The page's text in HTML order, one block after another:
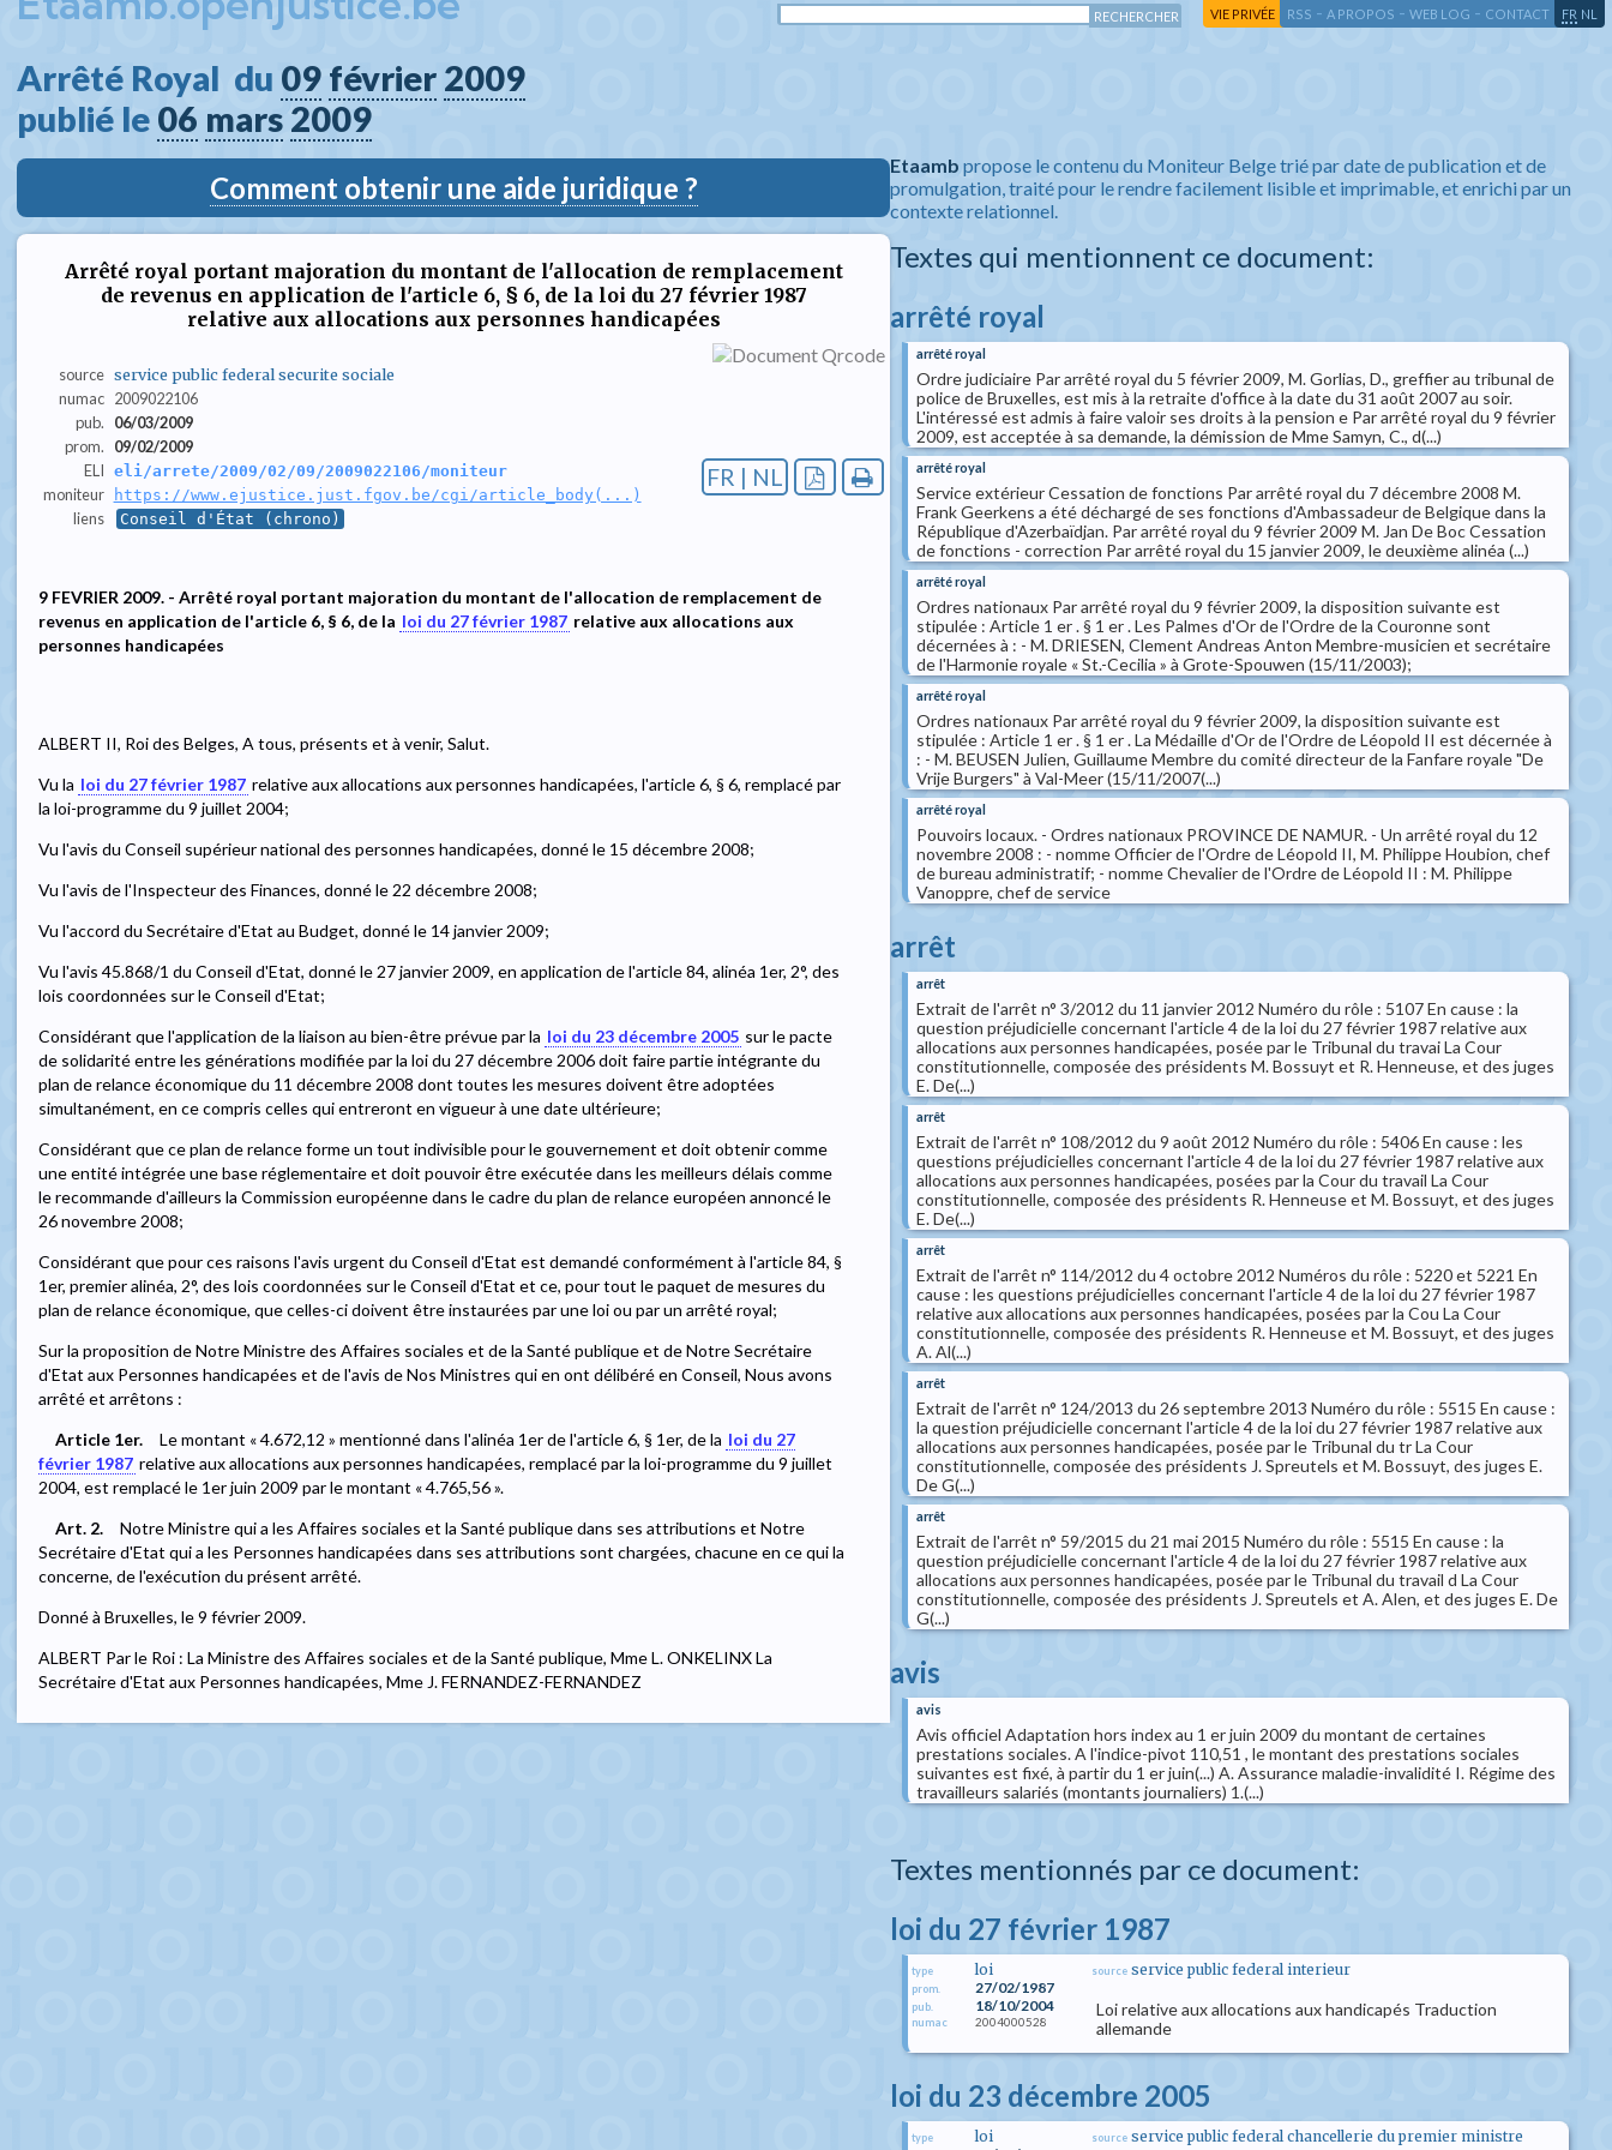
VIE PRIVÉE RSS - A PROPOS - WEB LOG - CONTACT FR NL
Arrêté Royal  du 09 février 2009
publié le 06 mars 2009
Comment obtenir une aide juridique ?
Arrêté royal portant majoration du montant de l'allocation de remplacement
de revenus en application de l'article 6, § 6, de la loi du 27 février 1987
relative aux allocations aux personnes handicapées
source service public federal securite sociale
numac 2009022106
pub.
06/03/2009
prom.
09/02/2009
ELI eli/arrete/2009/02/09/2009022106/moniteur
moniteur https://www.ejustice.just.fgov.be/cgi/article_body(...)
liens Conseil d'État (chrono)
FR | NL
9 FEVRIER 2009. - Arrêté royal portant majoration du montant de l'allocation de remplacement de
revenus en application de l'article 6, § 6, de la loi du 27 février 1987 relative aux allocations aux
personnes handicapées
ALBERT II, Roi des Belges, A tous, présents et à venir, Salut.
Vu la loi du 27 février 1987 relative aux allocations aux personnes handicapées, l'article 6, § 6, remplacé par
la loi-programme du 9 juillet 2004;
Vu l'avis du Conseil supérieur national des personnes handicapées, donné le 15 décembre 2008;
Vu l'avis de l'Inspecteur des Finances, donné le 22 décembre 2008;
Vu l'accord du Secrétaire d'Etat au Budget, donné le 14 janvier 2009;
Vu l'avis 45.868/1 du Conseil d'Etat, donné le 27 janvier 2009, en application de l'article 84, alinéa 1er, 2°, des
lois coordonnées sur le Conseil d'Etat;
Considérant que l'application de la liaison au bien-être prévue par la loi du 23 décembre 2005 sur le pacte
de solidarité entre les générations modifiée par la loi du 27 décembre 2006 doit faire partie intégrante du
plan de relance économique du 11 décembre 2008 dont toutes les mesures doivent être adoptées
simultanément, en ce compris celles qui entreront en vigueur à une date ultérieure;
Considérant que ce plan de relance forme un tout indivisible pour le gouvernement et doit obtenir comme
une entité intégrée une base réglementaire et doit pouvoir être exécutée dans les meilleurs délais comme
le recommande d'ailleurs la Commission européenne dans le cadre du plan de relance européen annoncé le
26 novembre 2008;
Considérant que pour ces raisons l'avis urgent du Conseil d'Etat est demandé conformément à l'article 84, §
1er, premier alinéa, 2°, des lois coordonnées sur le Conseil d'Etat et ce, pour tout le paquet de mesures du
plan de relance économique, que celles-ci doivent être instaurées par une loi ou par un arrêté royal;
Sur la proposition de Notre Ministre des Affaires sociales et de la Santé publique et de Notre Secrétaire
d'Etat aux Personnes handicapées et de l'avis de Nos Ministres qui en ont délibéré en Conseil, Nous avons
arrêté et arrêtons :
Article 1er.
Le montant « 4.672,12 » mentionné dans l'alinéa 1er de l'article 6, § 1er, de la loi du 27
février 1987 relative aux allocations aux personnes handicapées, remplacé par la loi-programme du 9 juillet
2004, est remplacé le 1er juin 2009 par le montant « 4.765,56 ».
Art. 2.
Notre Ministre qui a les Affaires sociales et la Santé publique dans ses attributions et Notre
Secrétaire d'Etat qui a les Personnes handicapées dans ses attributions sont chargées, chacune en ce qui la
concerne, de l'exécution du présent arrêté.
Donné à Bruxelles, le 9 février 2009.
ALBERT Par le Roi : La Ministre des Affaires sociales et de la Santé publique, Mme L. ONKELINX La
Secrétaire d'Etat aux Personnes handicapées, Mme J. FERNANDEZ-FERNANDEZ
Etaamb propose le contenu du Moniteur Belge trié par date de publication et de
promulgation, traité pour le rendre facilement lisible et imprimable, et enrichi par un
contexte relationnel.
Textes qui mentionnent ce document:
arrêté royal
arrêté royal
Ordre judiciaire Par arrêté royal du 5 février 2009, M. Gorlias, D., greffier au tribunal de
police de Bruxelles, est mis à la retraite d'office à la date du 31 août 2007 au soir.
L'intéressé est admis à faire valoir ses droits à la pension e Par arrêté royal du 9 février
2009, est acceptée à sa demande, la démission de Mme Samyn, C., d(...)
arrêté royal
Service extérieur Cessation de fonctions Par arrêté royal du 7 décembre 2008 M.
Frank Geerkens a été déchargé de ses fonctions d'Ambassadeur de Belgique dans la
République d'Azerbaïdjan. Par arrêté royal du 9 février 2009 M. Jan De Boc Cessation
de fonctions - correction Par arrêté royal du 15 janvier 2009, le deuxième alinéa (...)
arrêté royal
Ordres nationaux Par arrêté royal du 9 février 2009, la disposition suivante est
stipulée : Article 1 er . § 1 er . Les Palmes d'Or de l'Ordre de la Couronne sont
décernées à : - M. DRIESEN, Clement Andreas Anton Membre-musicien et secrétaire
de l'Harmonie royale « St.-Cecilia » à Grote-Spouwen (15/11/2003);
arrêté royal
Ordres nationaux Par arrêté royal du 9 février 2009, la disposition suivante est
stipulée : Article 1 er . § 1 er . La Médaille d'Or de l'Ordre de Léopold II est décernée à
: - M. BEUSEN Julien, Guillaume Membre du comité directeur de la Fanfare royale "De
Vrije Burgers" à Val-Meer (15/11/2007(...)
arrêté royal
Pouvoirs locaux. - Ordres nationaux PROVINCE DE NAMUR. - Un arrêté royal du 12
novembre 2008 : - nomme Officier de l'Ordre de Léopold II, M. Philippe Houbion, chef
de bureau administratif; - nomme Chevalier de l'Ordre de Léopold II : M. Philippe
Vanoppre, chef de service
arrêt
arrêt
Extrait de l'arrêt n° 3/2012 du 11 janvier 2012 Numéro du rôle : 5107 En cause : la
question préjudicielle concernant l'article 4 de la loi du 27 février 1987 relative aux
allocations aux personnes handicapées, posée par le Tribunal du travai La Cour
constitutionnelle, composée des présidents M. Bossuyt et R. Henneuse, et des juges
E. De(...)
arrêt
Extrait de l'arrêt n° 108/2012 du 9 août 2012 Numéro du rôle : 5406 En cause : les
questions préjudicielles concernant l'article 4 de la loi du 27 février 1987 relative aux
allocations aux personnes handicapées, posées par la Cour du travail La Cour
constitutionnelle, composée des présidents R. Henneuse et M. Bossuyt, et des juges
E. De(...)
arrêt
Extrait de l'arrêt n° 114/2012 du 4 octobre 2012 Numéros du rôle : 5220 et 5221 En
cause : les questions préjudicielles concernant l'article 4 de la loi du 27 février 1987
relative aux allocations aux personnes handicapées, posées par la Cou La Cour
constitutionnelle, composée des présidents R. Henneuse et M. Bossuyt, et des juges
A. Al(...)
arrêt
Extrait de l'arrêt n° 124/2013 du 26 septembre 2013 Numéro du rôle : 5515 En cause :
la question préjudicielle concernant l'article 4 de la loi du 27 février 1987 relative aux
allocations aux personnes handicapées, posée par le Tribunal du tr La Cour
constitutionnelle, composée des présidents J. Spreutels et M. Bossuyt, des juges E.
De G(...)
arrêt
Extrait de l'arrêt n° 59/2015 du 21 mai 2015 Numéro du rôle : 5515 En cause : la
question préjudicielle concernant l'article 4 de la loi du 27 février 1987 relative aux
allocations aux personnes handicapées, posée par le Tribunal du travail d La Cour
constitutionnelle, composée des présidents J. Spreutels et A. Alen, et des juges E. De
G(...)
avis
avis
Avis officiel Adaptation hors index au 1 er juin 2009 du montant de certaines
prestations sociales. A l'indice-pivot 110,51 , le montant des prestations sociales
suivantes est fixé, à partir du 1 er juin(...) A. Assurance maladie-invalidité I. Régime des
travailleurs salariés (montants journaliers) 1.(...)
Textes mentionnés par ce document:
loi du 27 février 1987
type loi
prom. 27/02/1987
pub. 18/10/2004
numac 2004000528
source service public federal interieur
Loi relative aux allocations aux handicapés Traduction
allemande
loi du 23 décembre 2005
type loi source service public federal chancellerie du premier ministre